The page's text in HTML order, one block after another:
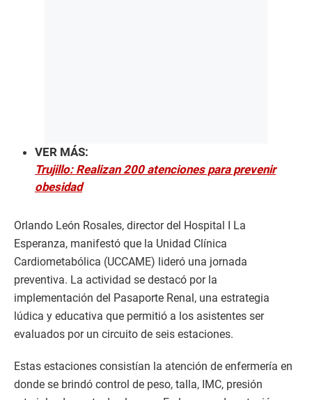
VER MÁS:
Trujillo: Realizan 200 atenciones para prevenir
obesidad
Orlando León Rosales, director del Hospital I La
Esperanza, manifestó que la Unidad Clínica
Cardiometabólica (UCCAME) lideró una jornada
preventiva. La actividad se destacó por la
implementación del Pasaporte Renal, una estrategia
lúdica y educativa que permitió a los asistentes ser
evaluados por un circuito de seis estaciones.
Estas estaciones consistían la atención de enfermería en
donde se brindó control de peso, talla, IMC, presión